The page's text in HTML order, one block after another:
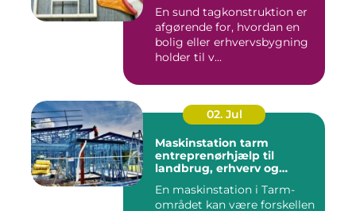
En sund tagkonstruktion er
afgørende for, hvordan en
bolig eller erhvervsbygning
holder til v...
02. Jul
Maskinstation tarm
entreprenørhjælp til
landbrug, erhverv og
En maskinstation i Tarm-
området kan være forskellen